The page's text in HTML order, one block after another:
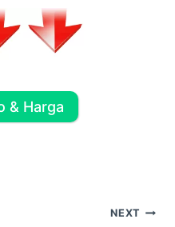
& Harga
NEXT